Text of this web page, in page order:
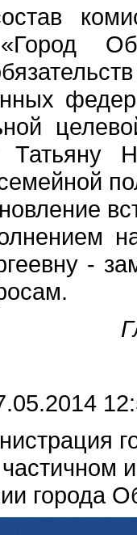
-
города